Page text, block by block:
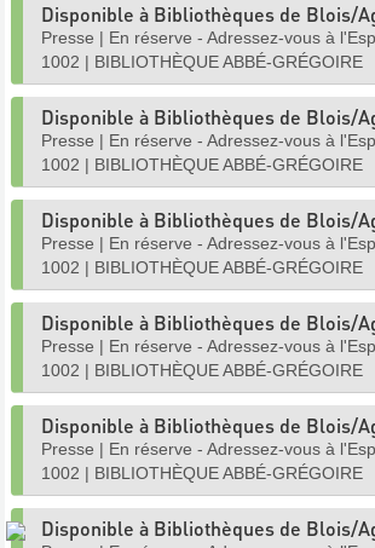
Disponible à Bibliothèques de Blois/
Presse | En réserve - Adressez-vous à
1002 | BIBLIOTHÈQUE ABBÉ-GRÉGOIRE
Disponible à Bibliothèques de Blois/
Presse | En réserve - Adressez-vous à
1002 | BIBLIOTHÈQUE ABBÉ-GRÉGOIRE
Disponible à Bibliothèques de Blois/
Presse | En réserve - Adressez-vous à
1002 | BIBLIOTHÈQUE ABBÉ-GRÉGOIRE
Disponible à Bibliothèques de Blois/
Presse | En réserve - Adressez-vous à
1002 | BIBLIOTHÈQUE ABBÉ-GRÉGOIRE
Disponible à Bibliothèques de Blois/
Presse | En réserve - Adressez-vous à
1002 | BIBLIOTHÈQUE ABBÉ-GRÉGOIRE
Disponible à Bibliothèques de Blois/